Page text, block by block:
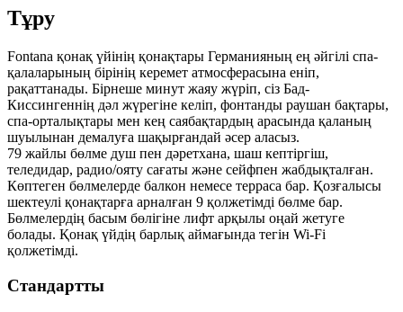
Тұру
Fontana қонақ үйінің қонақтары Германияның ең әйгілі спа-
қалаларының бірінің керемет атмосферасына еніп,
рақаттанады. Бірнеше минут жаяу жүріп, сіз Бад-
Киссингеннің дәл жүрегіне келіп, фонтанды раушан бақтары,
спа-орталықтары мен кең саябақтардың арасында қаланың
шуылынан демалуға шақырғандай әсер аласыз.
79 жайлы бөлме душ пен дәретхана, шаш кептіргіш,
теледидар, радио/ояту сағаты және сейфпен жабдықталған.
Көптеген бөлмелерде балкон немесе терраса бар. Қозғалысы
шектеулі қонақтарға арналған 9 қолжетімді бөлме бар.
Бөлмелердің басым бөлігіне лифт арқылы оңай жетуге
болады. Қонақ үйдің барлық аймағында тегін Wi-Fi
қолжетімді.
Стандартты